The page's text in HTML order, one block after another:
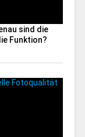
sind die
Funktion?